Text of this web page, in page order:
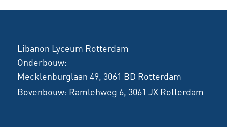
Libanon Lyceum Rotterdam
Onderbouw:
Mecklenburglaan 49, 3061 BD Rotterdam
Bovenbouw: Ramlehweg 6, 3061 JX Rotterdam